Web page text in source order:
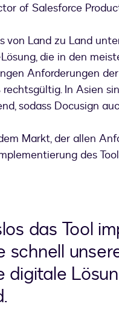
of Salesforce
Land zu Land
die in den
Anforderungen der
In Asien
sodass Docusign
Markt, der allen
des
das Tool
schnell
digitale